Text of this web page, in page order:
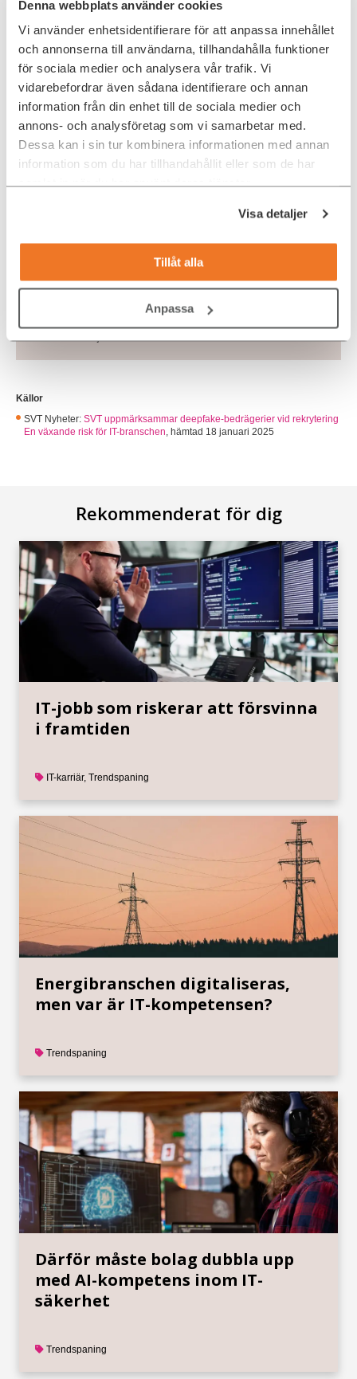
Denna webbplats använder cookies
Vi använder enhetsidentifierare för att anpassa innehållet
och annonserna till användarna, tillhandahålla funktioner
för sociala medier och analysera vår trafik. Vi
vidarebefordrar även sådana identifierare och annan
information från din enhet till de sociala medier och
annons- och analysföretag som vi samarbetar med.
Dessa kan i sin tur kombinera informationen med annan
information som du har tillhandahållit eller som de har
samlat in när du har använt deras tjänster.
Visa detaljer
Tillåt alla
Anpassa
Genom att implementera dessa åtgärder kan företag
minska risken för att bli lurade av deepfake-bedrägerier
och skapa en säkrare rekryteringsprocess. Vill du veta
mer om hur vi på Ada Digital arbetar för en säkrare IT-
rekrytering och konsultuhyrning och hur vi kan stötta din
organisation? Hör av dig!
Ada Digitals contentteam bidrar löpande med inlägg
Teamet delar också med sig av artiklar med jobb- och
karriärtips inom IT och Tech samt yrkesguider för de i
Källor
SVT Nyheter: SVT uppmärksammar deepfake-bedrägerier vid rekrytering
En växande risk för IT-branschen hämtad 18 januari 2025
Rekommenderat för dig
IT-jobb som riskerar att försvinna
i framtiden
IT-karriär, Trendspaning
Energibranschen digitaliseras,
men var är IT-kompetensen?
Trendspaning
Därför måste bolag dubbla upp
med AI-kompetens inom IT-
säkerhet
Trendspaning